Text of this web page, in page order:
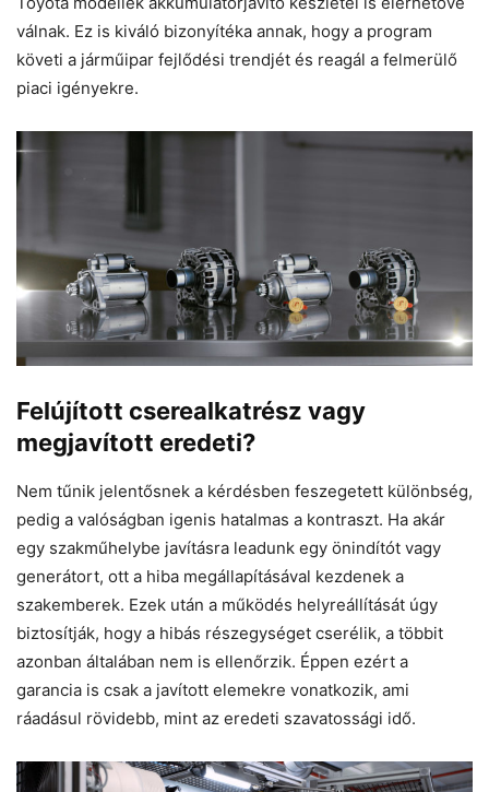
válnak. Ez is kiváló bizonyítéka annak, hogy a program
követi a járműipar fejlődési trendjét és reagál a felmerülő
piaci igényekre.
Felújított cserealkatrész vagy
megjavított eredeti?
Nem tűnik jelentősnek a kérdésben feszegetett különbség,
pedig a valóságban igenis hatalmas a kontraszt. Ha akár
egy szakműhelybe javításra leadunk egy önindítót vagy
generátort, ott a hiba megállapításával kezdenek a
szakemberek. Ezek után a működés helyreállítását úgy
biztosítják, hogy a hibás részegységet cserélik, a többit
azonban általában nem is ellenőrzik. Éppen ezért a
garancia is csak a javított elemekre vonatkozik, ami
ráadásul rövidebb, mint az eredeti szavatossági idő.